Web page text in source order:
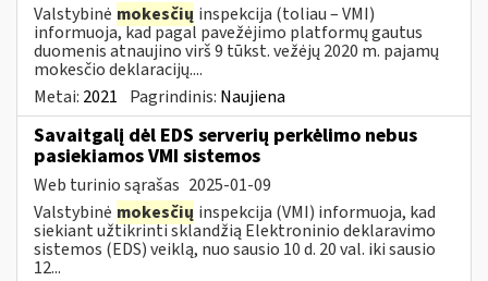
Valstybinė mokesčių inspekcija (toliau – VMI)
informuoja, kad pagal pavežėjimo platformų gautus
duomenis atnaujino virš 9 tūkst. vežėjų 2020 m. pajamų
mokesčio deklaracijų....
Metai: 2021 Pagrindinis: Naujiena
Savaitgalį dėl EDS serverių perkėlimo nebus
pasiekiamos VMI sistemos
Web turinio sąrašas 2025-01-09
Valstybinė mokesčių inspekcija (VMI) informuoja, kad
siekiant užtikrinti sklandžią Elektroninio deklaravimo
sistemos (EDS) veiklą, nuo sausio 10 d. 20 val. iki sausio
12...